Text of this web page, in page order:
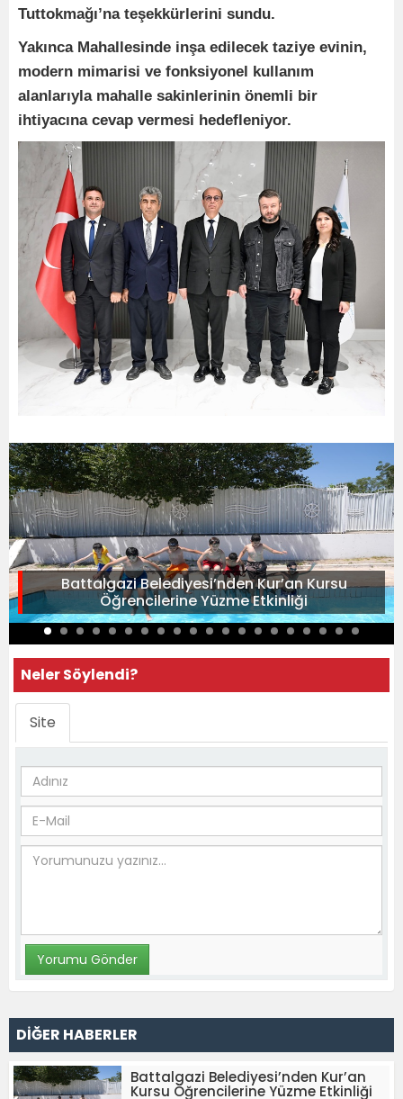
Tuttokmağı’na teşekkürlerini sundu.
Yakınca Mahallesinde inşa edilecek taziye evinin,
modern mimarisi ve fonksiyonel kullanım
alanlarıyla mahalle sakinlerinin önemli bir
ihtiyacına cevap vermesi hedefleniyor.
Battalgazi Belediyesi’nden Kur’an Kursu
Öğrencilerine Yüzme Etkinliği
Neler Söylendi?
Site
DİĞER HABERLER
Battalgazi Belediyesi’nden Kur’an
Kursu Öğrencilerine Yüzme Etkinliği